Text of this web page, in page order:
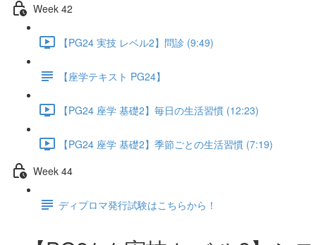
Week 42
【PG24 実技 レベル2】問診 (9:49)
【座学テキスト PG24】
【PG24 座学 基礎2】毎日の生活習慣 (12:23)
【PG24 座学 基礎2】季節ごとの生活習慣 (7:19)
Week 44
ディプロマ発行試験はこちらから！